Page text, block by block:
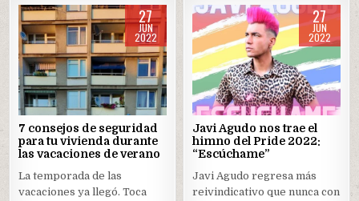
27
JUN
2022
Posted
7 consejos de seguridad
para tu vivienda durante
las vacaciones de verano
La temporada de las
vacaciones ya llegó. Toca
27
JUN
2022
Posted
in
Javi Agudo nos trae el
himno del Pride 2022:
“Escúchame”
Javi Agudo regresa más
reivindicativo que nunca con